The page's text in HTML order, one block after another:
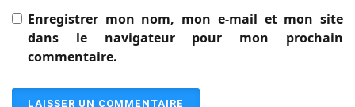
Enregistrer mon nom, mon e-mail et mon site
dans le navigateur pour mon prochain
commentaire.